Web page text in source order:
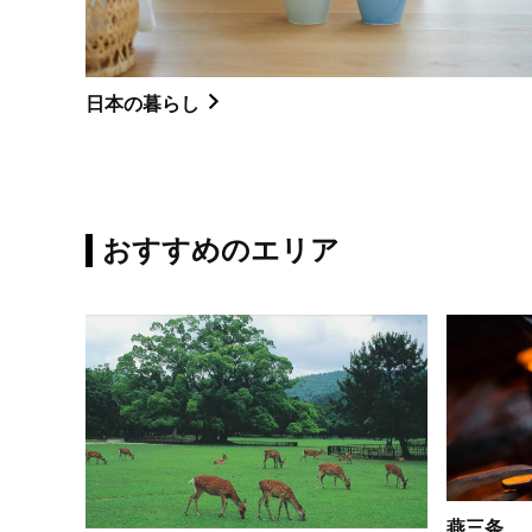
日本の暮らし
おすすめのエリア